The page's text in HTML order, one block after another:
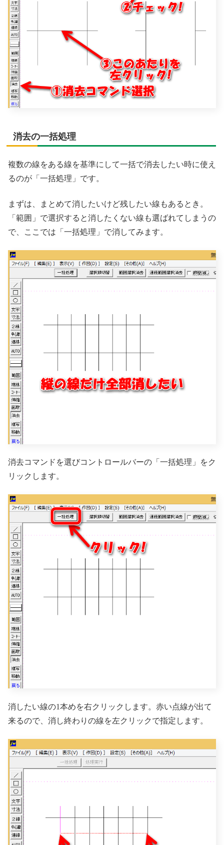
消去の一括処理
複数の線をある線を基準にして一括で消去したい時に使え
るのが「一括処理」です。
まずは、まとめて消したいけど残したい線もあるとき。
「範囲」で選択すると消したくない線も選ばれてしまうの
で、ここでは「一括処理」で消してみます。
消去コマンドを選びコントロールバーの「一括処理」をク
リックします。
消したい線の1本めを右クリックします。赤い点線が出て
来るので、消し終わりの線を左クリックで指定します。